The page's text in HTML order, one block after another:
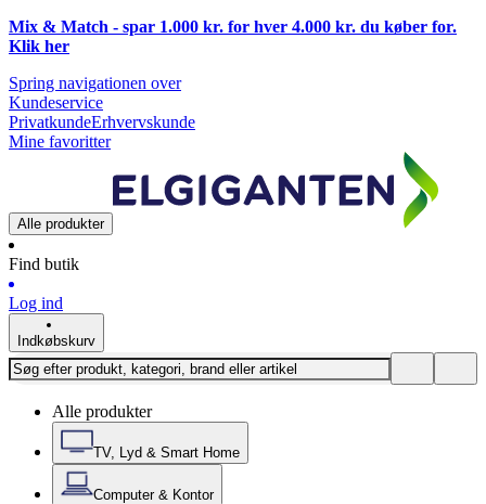
Mix & Match - spar 1.000 kr. for hver 4.000 kr. du køber for.
Klik her
Spring navigationen over
Kundeservice
PrivatkundeErhvervskunde
Mine favoritter
Alle produkter
Find butik
Log ind
Indkøbskurv
Alle produkter
TV, Lyd & Smart Home
Computer & Kontor